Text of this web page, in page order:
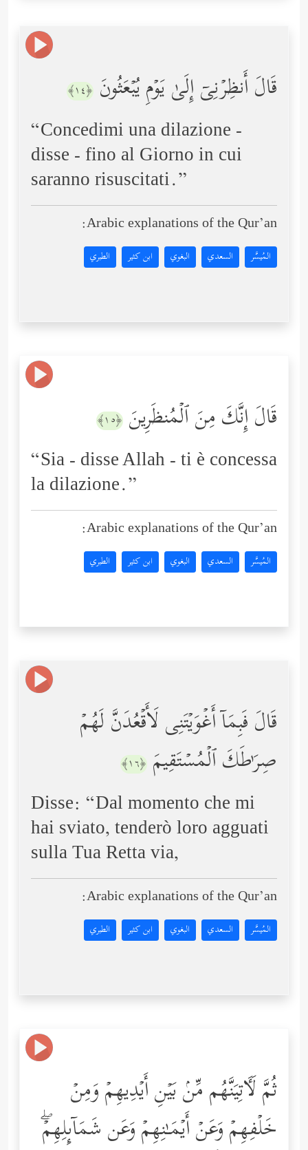
قَالَ أَنظِرۡنِیۤ إِلَىٰ یَوۡمِ یُبۡعَثُونَ ﴿١٤﴾
“Concedimi una dilazione -
disse - fino al Giorno in cui
saranno risuscitati.”
Arabic explanations of the Qur’an:
المُيسَّر السعدي البغوي ابن كثير الطبري
قَالَ إِنَّكَ مِنَ ٱلۡمُنظَرِینَ ﴿١٥﴾
“Sia - disse Allah - ti è concessa
la dilazione.”
Arabic explanations of the Qur’an:
المُيسَّر السعدي البغوي ابن كثير الطبري
قَالَ فَبِمَاۤ أَغۡوَیۡتَنِی لَأَقۡعُدَنَّ لَهُمۡ
صِرَ ٰ⁠طَكَ ٱلۡمُسۡتَقِیمَ ﴿١٦﴾
Disse: “Dal momento che mi
hai sviato, tenderò loro agguati
sulla Tua Retta via,
Arabic explanations of the Qur’an:
المُيسَّر السعدي البغوي ابن كثير الطبري
ثُمَّ لَـَٔاتِیَنَّهُم مِّنۢ بَیۡنِ أَیۡدِیهِمۡ وَمِنۡ
خَلۡفِهِمۡ وَعَنۡ أَیۡمَـٰنِهِمۡ وَعَن شَمَاۤىِٕلِهِمۡۖ